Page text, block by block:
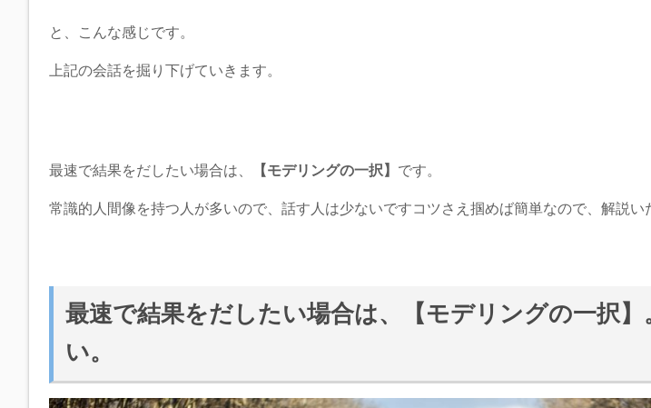
と、こんな感じです。
上記の会話を掘り下げていきます。
最速で結果をだしたい場合は、 【モデリングの一択】 です。
常識的人間像を持つ人が多いので、話す人は少ないですコツさえ掴めば簡単なので、解説い
最速で結果をだしたい場合は、【モデリングの一択
い。